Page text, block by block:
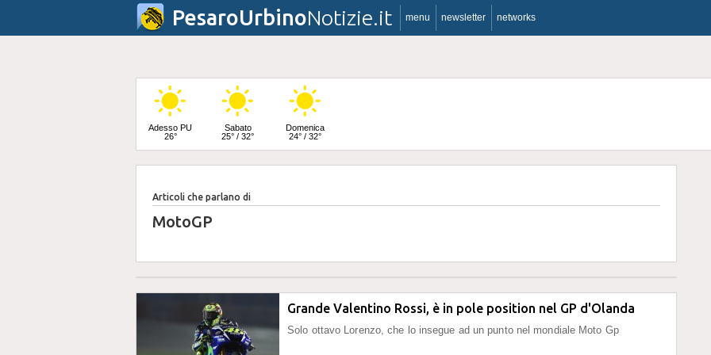
PesaroUrbinoNotizie.it menu newsletter networks
Adesso PU
26°
Sabato
25° / 32°
Domenica
24° / 32°
Lunedì
24° / 33°
Articoli che parlano di
MotoGP
Grande Valentino Rossi, è in pole position nel GP d'Olanda
Solo ottavo Lorenzo, che lo insegue ad un punto nel mondiale Moto Gp